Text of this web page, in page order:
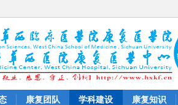
康复团队 学科建设 康复知识